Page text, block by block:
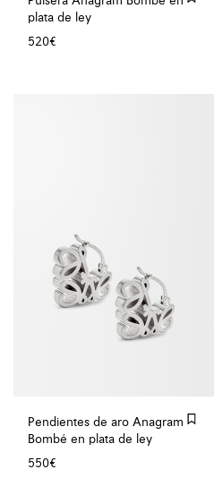
plata de ley
520€
Pendientes de aro Anagram
Bombé en plata de ley
550€